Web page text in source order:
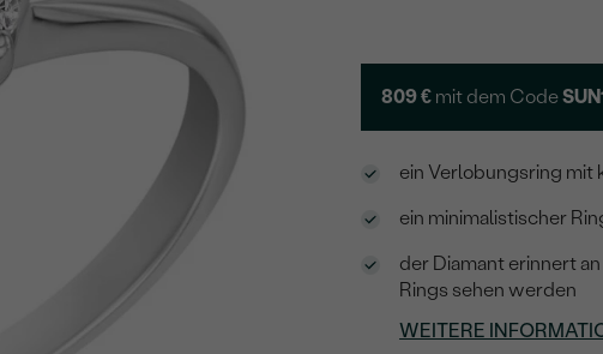
809 € mit dem Code
ein Verlobungsring mit
ein minimalistischer
der Diamant erinnert
Rings sehen werden
WEITERE